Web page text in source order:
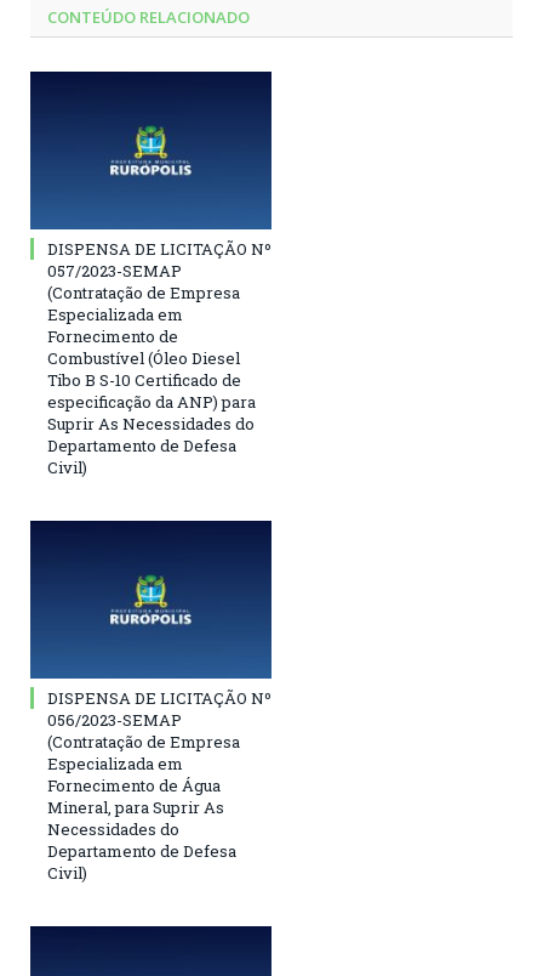
CONTEÚDO RELACIONADO
DISPENSA DE LICITAÇÃO Nº
057/2023-SEMAP
(Contratação de Empresa
Especializada em
Fornecimento de
Combustível (Óleo Diesel
Tibo B S-10 Certificado de
especificação da ANP) para
Suprir As Necessidades do
Departamento de Defesa
Civil)
DISPENSA DE LICITAÇÃO Nº
056/2023-SEMAP
(Contratação de Empresa
Especializada em
Fornecimento de Água
Mineral, para Suprir As
Necessidades do
Departamento de Defesa
Civil)